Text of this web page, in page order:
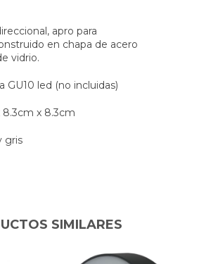
apro para
en chapa de acero
vidrio.
GU10 led (no incluidas)
8.3cm x 8.3cm
gris
SIMILARES